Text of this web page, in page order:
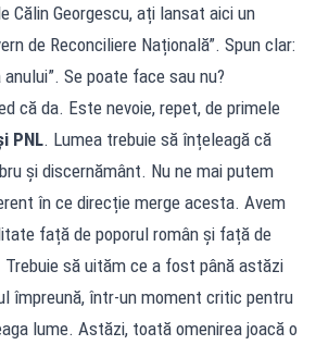
Călin Georgescu, ați lansat aici un
de Reconciliere Națională”. Spun clar:
Se poate face sau nu?
că da. Este nevoie, repet, de primele
PNL. Lumea trebuie să înțeleagă că
și discernământ. Nu ne mai putem
în ce direcție merge acesta. Avem
față de poporul român și față de
să uităm ce a fost până astăzi
împreună, într-un moment critic pentru
lume. Astăzi, toată omenirea joacă o